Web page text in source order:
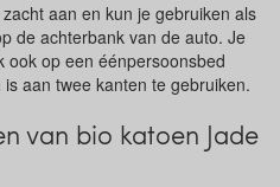
aan en kun je gebruiken als
de achterbank van de auto. Je
ook op een éénpersoonsbed
aan twee kanten te gebruiken.
van bio katoen Jade